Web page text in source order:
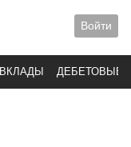
Войти
ВКЛАДЫ ДЕБЕТОВЫЕ